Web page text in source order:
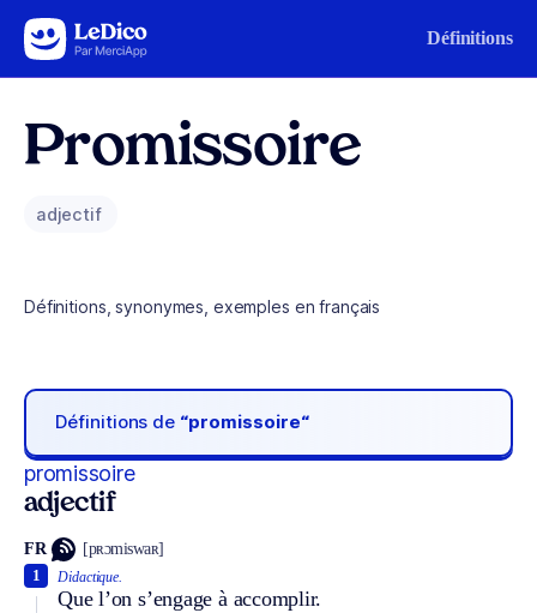
Aller au contenu Définitions
Promissoire
adjectif
Définitions, synonymes, exemples en français
Définitions de “promissoire“
promissoire
adjectif
FR [pʀɔmiswaʀ]
Didactique.
Que l’on s’engage à accomplir.
1